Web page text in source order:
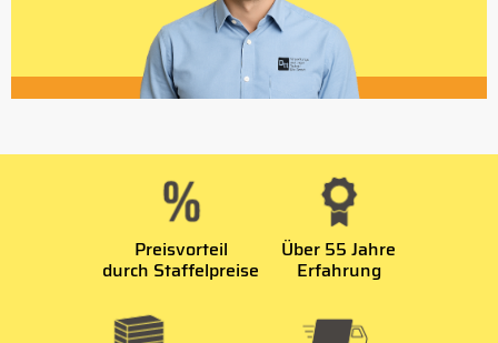
Preisvorteil
durch Staffelpreise
Über 55 Jahre
Erfahrung